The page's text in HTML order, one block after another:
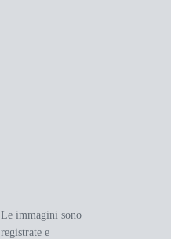
Le immagini sono
registrate e